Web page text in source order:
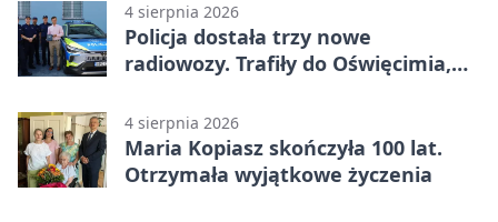
4 sierpnia 2026
Policja dostała trzy nowe
radiowozy. Trafiły do Oświęcimia,
4 sierpnia 2026
Maria Kopiasz skończyła 100 lat.
Otrzymała wyjątkowe życzenia